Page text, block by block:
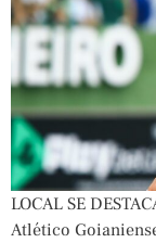
LOCAL SE
Atlético